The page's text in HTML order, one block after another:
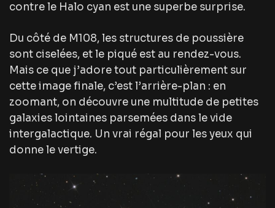
contre le Halo cyan est une superbe surprise.
Du côté de M108, les structures de poussière
sont ciselées, et le piqué est au rendez-vous.
Mais ce que j’adore tout particulièrement sur
cette image finale, c’est l’arrière-plan : en
zoomant, on découvre une multitude de petites
galaxies lointaines parsemées dans le vide
intergalactique. Un vrai régal pour les yeux qui
donne le vertige.